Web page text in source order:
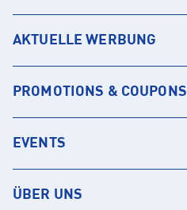
AKTUELLE WERBUNG
PROMOTIONS & COUPONS
EVENTS
ÜBER UNS